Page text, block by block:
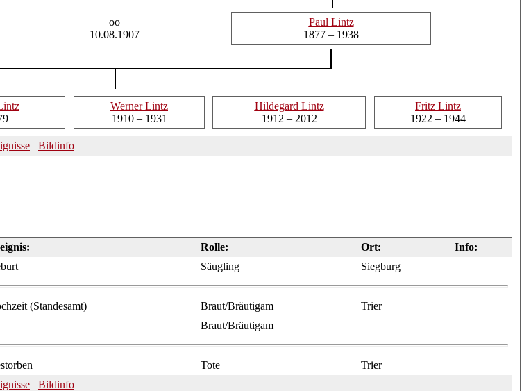
oo
10.08.1907
Paul Lintz
1877 – 1938
WernerLintz
1910 – 1931
Hildegard Lintz
1912 – 2012
Fritz Lintz
1922 – 1944
Bildinfo
Rolle: Ort:
Info:
Säugling Siegburg
(Standesamt) Braut/Bräutigam
Trier
Braut/Bräutigam
Tote
Trier
Bildinfo